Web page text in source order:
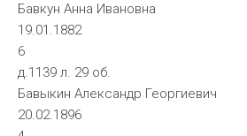
Бавкун Анна Ивановна
19.01.1882
6
д.1139 л. 29 об.
Бавыкин Александр Георгиевич
20.02.1896